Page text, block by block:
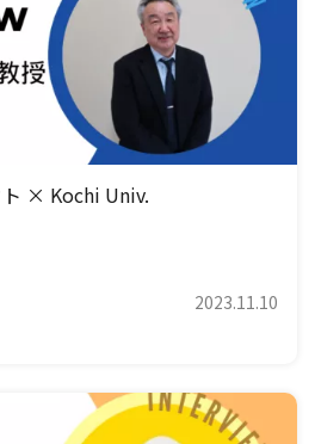
ト × Kochi Univ.
2023.11.10